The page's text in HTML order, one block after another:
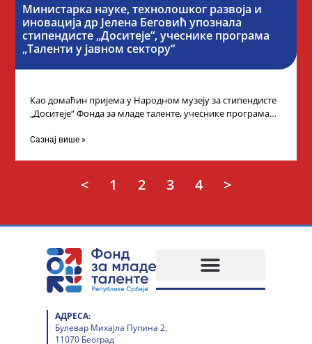
Министарка науке, технолошког развоја и
иновација др Јелена Беговић упознала
стипендисте „Доситеје“, учеснике програма
„Таленти у јавном сектору“
Као домаћин пријема у Народном музеју за стипендисте
„Доситеје“ Фонда за младе таленте, учеснике програма
Сазнај више »
< 1 2 3 4 >
АДРЕСА:
Булевар Михајла Пупина 2,
11070 Београд